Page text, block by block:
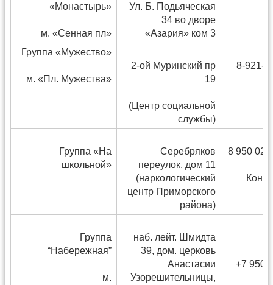
«Монастырь»
м. «Сенная пл»
Ул. Б. Подьяческая
34 во дворе
«Азария» ком 3
Группа «Мужество»
м. «Пл. Мужества»
2-ой Муринский пр
19
(Центр социальной
службы)
8-921-
Группа «На
школьной»
Серебряков
переулок, дом 11
(наркологический
центр Приморского
района)
8 950
Группа
“Набережная”
м.
наб. лейт. Шмидта
39, дом. церковь
Анастасии
Узорешительницы,
+7 950